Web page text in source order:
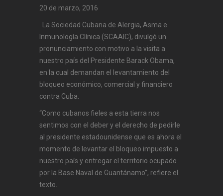
20 de marzo, 2016
La Sociedad Cubana de Alergia, Asma e
Inmunología Clínica (SCAAIC), divulgó un
pronunciamiento con motivo a la visita a
nuestro país del Presidente Barack Obama,
en la cual demandan el levantamiento del
bloqueo económico, comercial y financiero
contra Cuba.
“Como cubanos fieles a esta tierra nos
sentimos con el deber y el derecho de pedirle
al presidente estadounidense que es ahora el
momento de levantar el bloqueo impuesto a
nuestro país y entregar el territorio ocupado
por la Base Naval de Guantánamo”, refiere el
texto.